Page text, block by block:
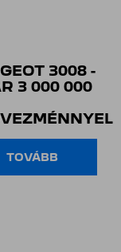
3008 -
3 000 000
TOVÁBB